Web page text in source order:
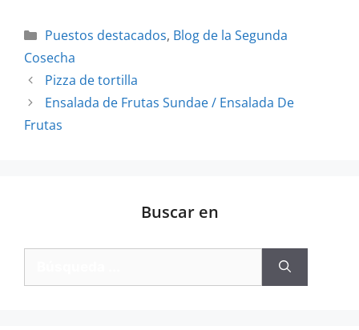
Puestos destacados, Blog de la Segunda
Cosecha
Pizza de tortilla
Ensalada de Frutas Sundae / Ensalada De
Frutas
Buscar en